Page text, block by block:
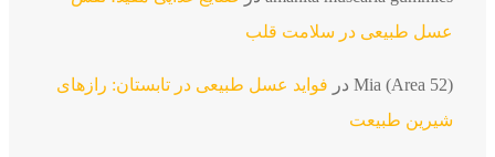
عسل طبیعی در سلامت قلب
Mia (Area 52)درفواید عسل طبیعی در تابستان: رازهای
شیرین طبیعت